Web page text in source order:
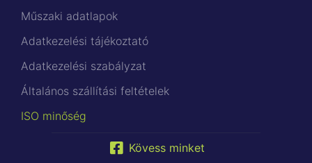
Műszaki adatlapok
Adatkezelési tájékoztató
Adatkezelési szabályzat
Általános szállítási feltételek
ISO minőség
Kövess minket